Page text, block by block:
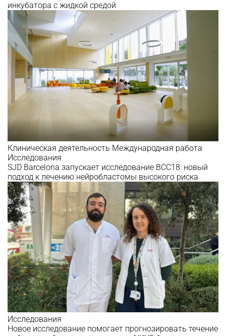
инкубатора с жидкой средой
Клиническая деятельность Международная работа
Исследования
SJD Barcelona запускает исследование BCC18: новый
подход к лечению нейробластомы высокого риска
Исследования
Новое исследование помогает прогнозировать течение